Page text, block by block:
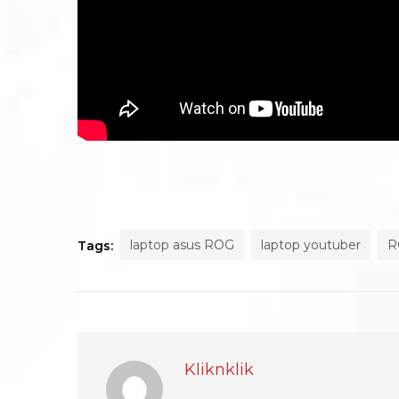
Tags: laptop asus ROG laptop youtuber
Kliknklik